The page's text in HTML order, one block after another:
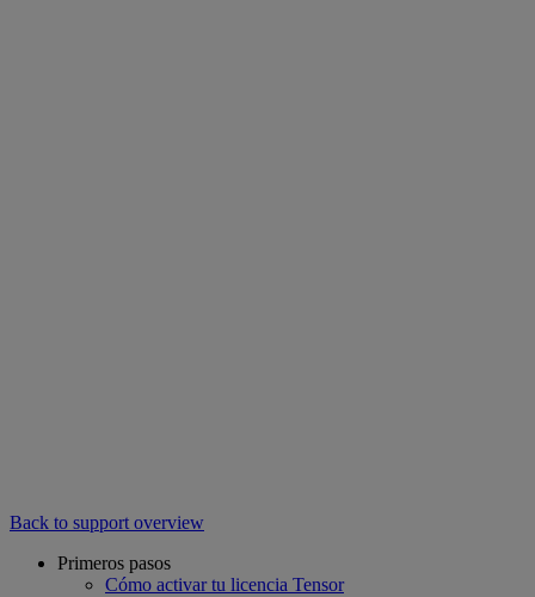
Back to support overview
Primeros pasos
Cómo activar tu licencia Tensor